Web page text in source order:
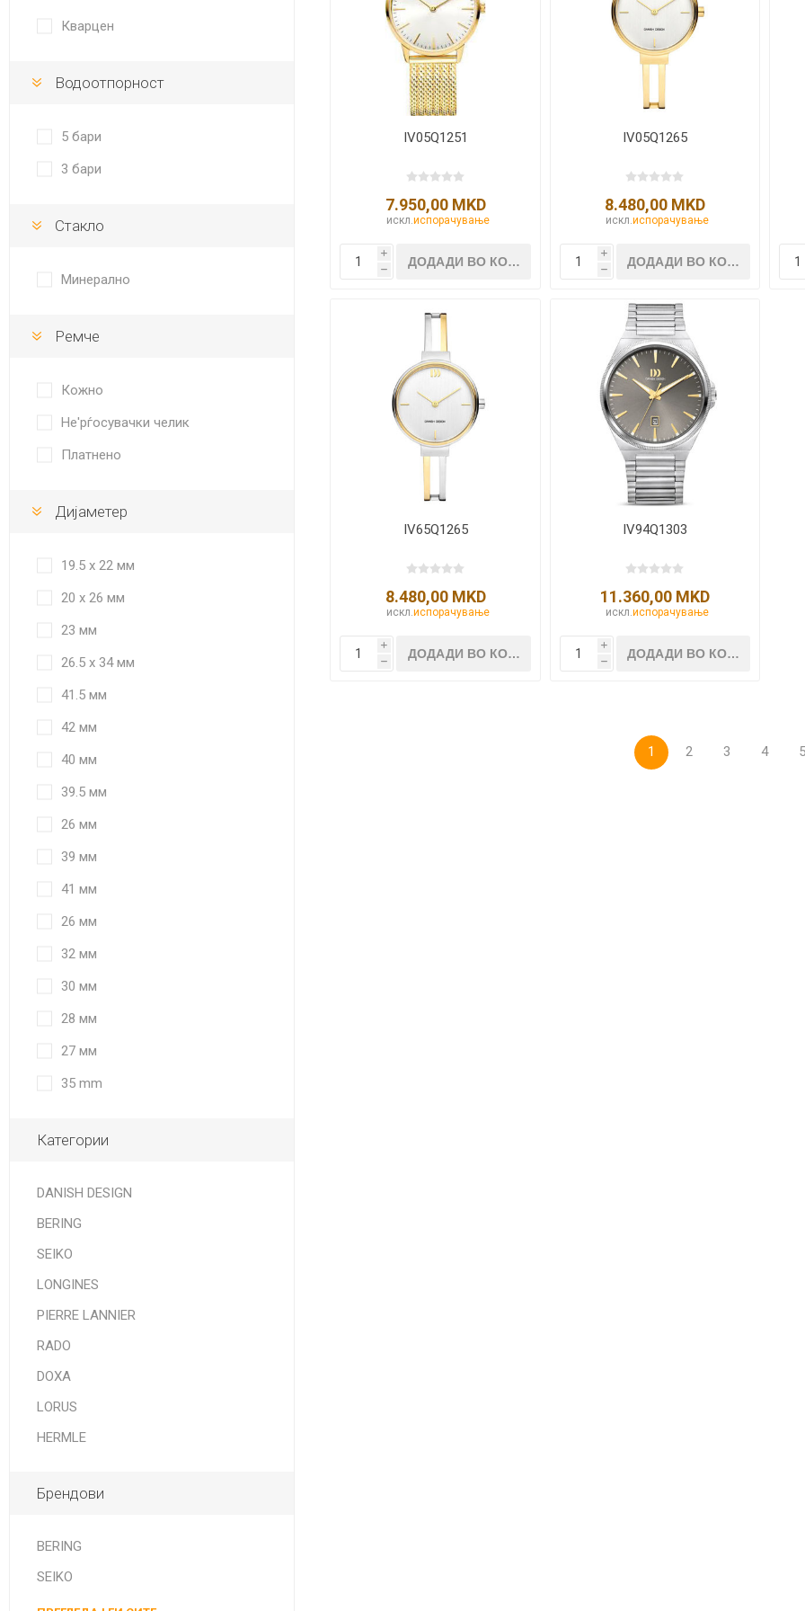
SEIKO 5 CLASSIC
BERING
IV05Q1251
7.950,00 MKD
искл.испорачување
i
h
IV05Q1265
8.480,00 MKD
искл.испорачување
i
h
IV65Q1265
8.480,00 MKD
искл.испорачување
i
h
IV94Q1303
11.360,00 MKD
искл.испорачување
i
h
1 2 3 4 5
Кварцен
Водоотпорност
5 бари
3 бари
Стакло
Минерално
Ремче
Кожно
Не'рѓосувачки челик
Платнено
Дијаметер
19.5 x 22 мм
20 x 26 мм
23 мм
26.5 x 34 мм
41.5 мм
42 мм
40 мм
39.5 мм
26 мм
39 мм
41 мм
26 мм
32 мм
30 мм
28 мм
27 мм
35 mm
Категории
DANISH DESIGN
BERING
SEIKO
LONGINES
PIERRE LANNIER
RADO
DOXA
LORUS
HERMLE
Брендови
BERING
SEIKO